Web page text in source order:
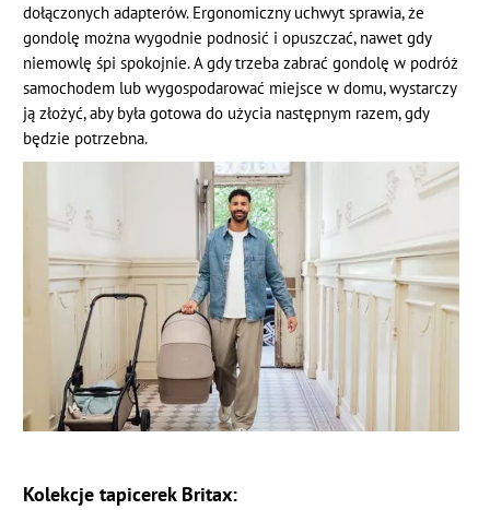
dołączonych adapterów. Ergonomiczny uchwyt sprawia, że
gondolę można wygodnie podnosić i opuszczać, nawet gdy
niemowlę śpi spokojnie. A gdy trzeba zabrać gondolę w podróż
samochodem lub wygospodarować miejsce w domu, wystarczy
ją złożyć, aby była gotowa do użycia następnym razem, gdy
będzie potrzebna.
Kolekcje tapicerek Britax: